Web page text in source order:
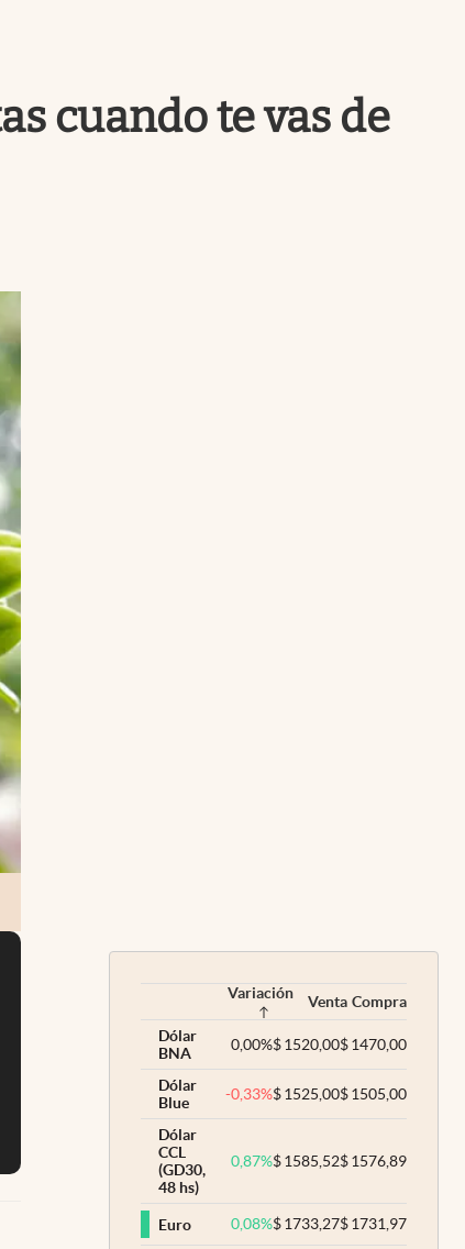
cuando te vas de
Variación Venta Compra
Dólar
BNA
0,00%$1520,00$1470,00
Dólar
Blue
-0,33%$1525,00$1505,00
Dólar
CCL
(GD30,
48 hs)
0,87%$1585,52$1576,89
Euro 0,08%$1733,27$1731,97